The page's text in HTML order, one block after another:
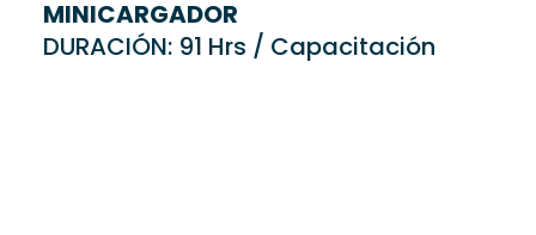
MINICARGADOR
DURACIÓN: 91 Hrs / Capacitación